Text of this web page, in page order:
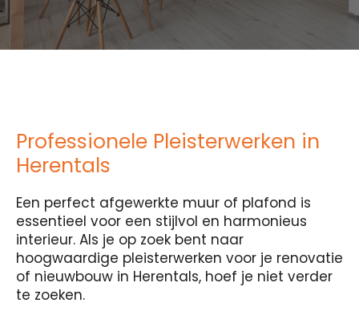
Professionele Pleisterwerken in
Herentals
Een perfect afgewerkte muur of plafond is
essentieel voor een stijlvol en harmonieus
interieur. Als je op zoek bent naar
hoogwaardige pleisterwerken voor je renovatie
of nieuwbouw in Herentals, hoef je niet verder
te zoeken.